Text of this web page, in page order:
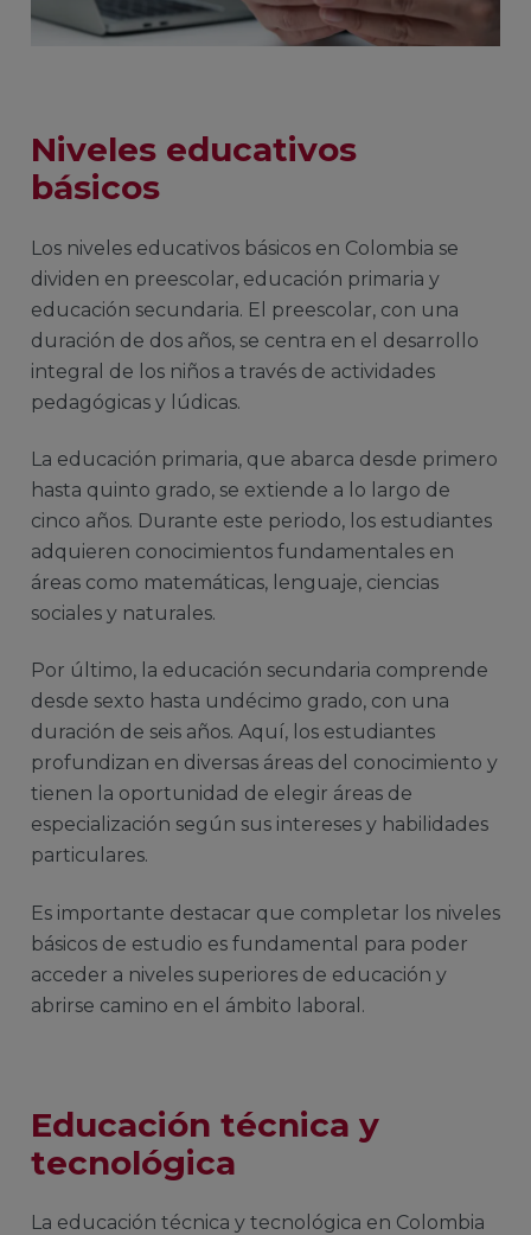
Niveles educativos
básicos
Los niveles educativos básicos en Colombia se
dividen en preescolar, educación primaria y
educación secundaria. El preescolar, con una
duración de dos años, se centra en el desarrollo
integral de los niños a través de actividades
pedagógicas y lúdicas.
La educación primaria, que abarca desde primero
hasta quinto grado, se extiende a lo largo de
cinco años. Durante este periodo, los estudiantes
adquieren conocimientos fundamentales en
áreas como matemáticas, lenguaje, ciencias
sociales y naturales.
Por último, la educación secundaria comprende
desde sexto hasta undécimo grado, con una
duración de seis años. Aquí, los estudiantes
profundizan en diversas áreas del conocimiento y
tienen la oportunidad de elegir áreas de
especialización según sus intereses y habilidades
particulares.
Es importante destacar que completar los niveles
básicos de estudio es fundamental para poder
acceder a niveles superiores de educación y
abrirse camino en el ámbito laboral.
Educación técnica y
tecnológica
La educación técnica y tecnológica en Colombia